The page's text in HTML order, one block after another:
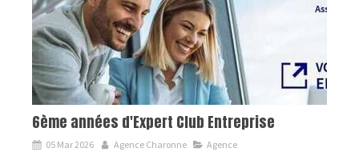
6ème années d'Expert Club Entreprise
05 Mar 2026 Agence Charonne Agence